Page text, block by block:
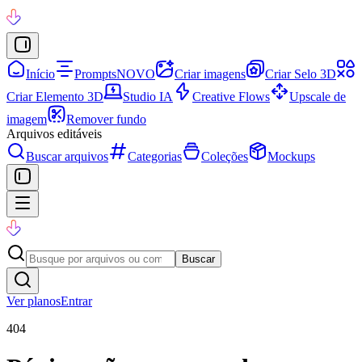
Início PromptsNOVO Criar imagens
Criar Selo 3D
Criar Elemento 3D
Studio IA Creative Flows
Upscale de
imagem
Remover fundo
Arquivos editáveis
Buscar arquivos
Categorias Coleções Mockups
Buscar
Ver planosEntrar
404